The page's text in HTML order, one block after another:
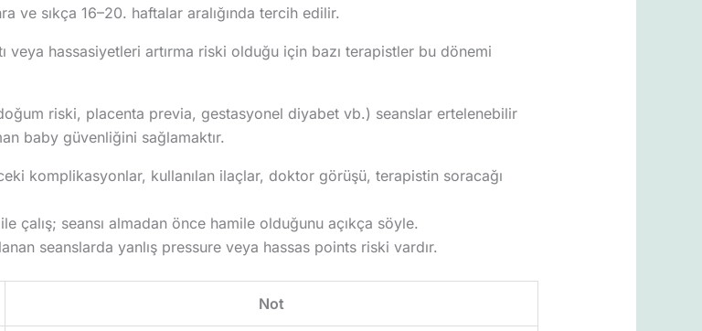
ve sıkça 16–20. haftalar aralığında tercih edilir.
veya hassasiyetleri artırma riski olduğu için bazı terapistler bu dönemi
riski, placenta previa, gestasyonel diyabet vb.) seanslar ertelenebilir
baby güvenliğini sağlamaktır.
komplikasyonlar, kullanılan ilaçlar, doktor görüşü, terapistin soracağı
çalış; seansı almadan önce hamile olduğunu açıkça söyle.
seanslarda yanlış pressure veya hassas points riski vardır.
Not